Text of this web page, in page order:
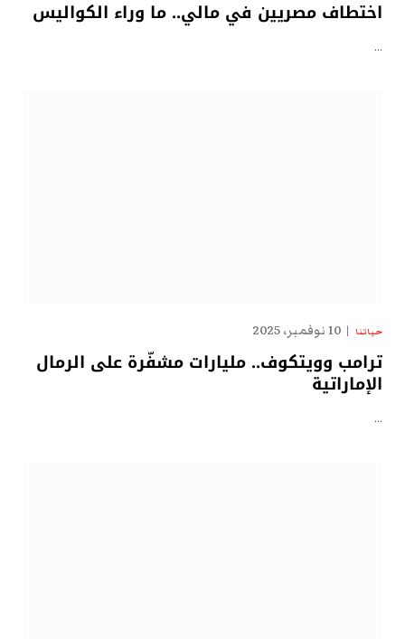
اختطاف مصريين في مالي.. ما وراء الكواليس
…
حياتنا 10 نوفمبر، 2025
ترامب وويتكوف.. مليارات مشفّرة على الرمال
الإماراتية
…